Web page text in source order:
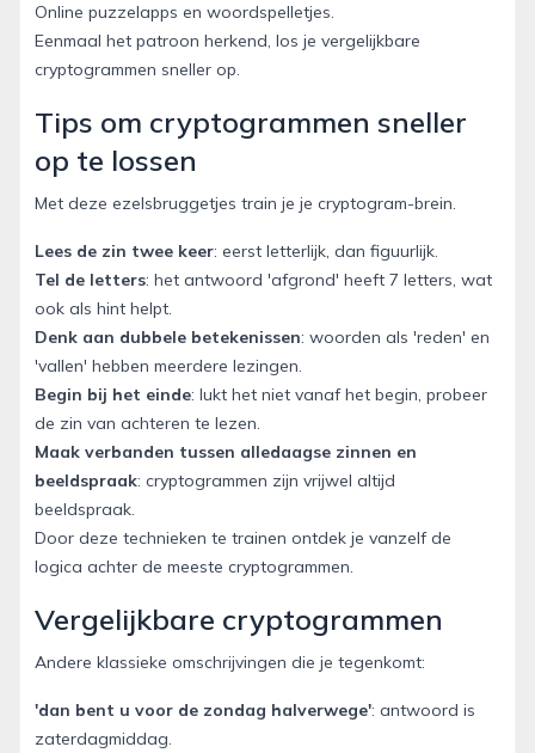
Online puzzelapps en woordspelletjes.
Eenmaal het patroon herkend, los je vergelijkbare
cryptogrammen sneller op.
Tips om cryptogrammen sneller
op te lossen
Met deze ezelsbruggetjes train je je cryptogram-brein.
Lees de zin twee keer: eerst letterlijk, dan figuurlijk.
Tel de letters: het antwoord 'afgrond' heeft 7 letters, wat
ook als hint helpt.
Denk aan dubbele betekenissen: woorden als 'reden' en
'vallen' hebben meerdere lezingen.
Begin bij het einde: lukt het niet vanaf het begin, probeer
de zin van achteren te lezen.
Maak verbanden tussen alledaagse zinnen en
beeldspraak: cryptogrammen zijn vrijwel altijd
beeldspraak.
Door deze technieken te trainen ontdek je vanzelf de
logica achter de meeste cryptogrammen.
Vergelijkbare cryptogrammen
Andere klassieke omschrijvingen die je tegenkomt:
'dan bent u voor de zondag halverwege': antwoord is
zaterdagmiddag.